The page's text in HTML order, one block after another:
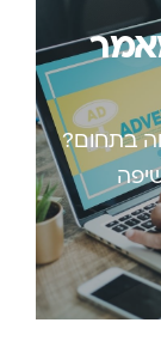
בתחום?